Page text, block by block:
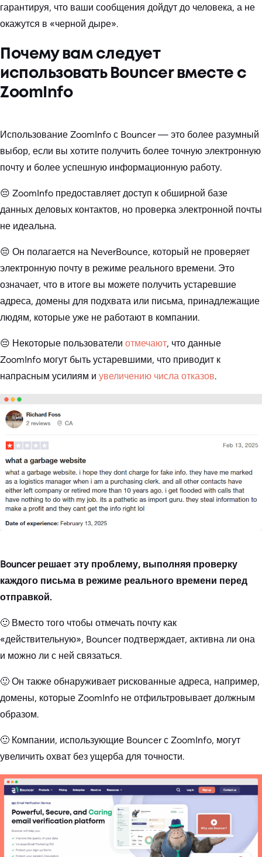
гарантируя, что ваши сообщения дойдут до человека, а не
окажутся в «черной дыре».
Почему вам следует
использовать Bouncer вместе с
ZoomInfo
Использование ZoomInfo с Bouncer — это более разумный
выбор, если вы хотите получить более точную электронную
почту и более успешную информационную работу.
😔 ZoomInfo предоставляет доступ к обширной базе
данных деловых контактов, но проверка электронной почты
не идеальна.
😔 Он полагается на NeverBounce, который не проверяет
электронную почту в режиме реального времени. Это
означает, что в итоге вы можете получить устаревшие
адреса, домены для подхвата или письма, принадлежащие
людям, которые уже не работают в компании.
😔 Некоторые пользователи отмечают, что данные
ZoomInfo могут быть устаревшими, что приводит к
напрасным усилиям и увеличению числа отказов.
Bouncer решает эту проблему, выполняя проверку
каждого письма в режиме реального времени перед
отправкой.
🙂 Вместо того чтобы отмечать почту как
«действительную», Bouncer подтверждает, активна ли она
и можно ли с ней связаться.
🙂 Он также обнаруживает рискованные адреса, например,
домены, которые ZoomInfo не отфильтровывает должным
образом.
🙂 Компании, использующие Bouncer с ZoomInfo, могут
увеличить охват без ущерба для точности.